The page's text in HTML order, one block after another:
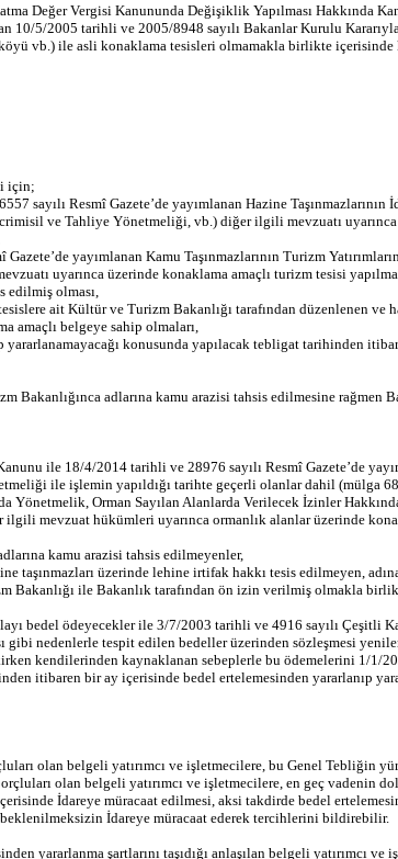
Değer Vergisi Kanununda Değişiklik Yapılması Hakkında
10/5/2005 tarihli ve 2005/8948 sayılı Bakanlar Kurulu
vb.) ile asli konaklama tesisleri olmamakla birlikte
için;
sayılı Resmî Gazete’de yayımlanan Hazine
ve Tahliye Yönetmeliği, vb.) diğer ilgili mevzuatı
yayımlanan Kamu Taşınmazlarının Turizm
uyarınca üzerinde konaklama amaçlı turizm tesisi
edilmiş olması,
ait Kültür ve Turizm Bakanlığı tarafından düzenlenen
amaçlı belgeye sahip olmaları,
konusunda yapılacak tebligat tarihinden
adlarına kamu arazisi tahsis edilmesine rağmen
ile 18/4/2014 tarihli ve 28976 sayılı Resmî Gazete’de
ile işlemin yapıldığı tarihte geçerli olanlar dahil (mülga
Yönetmelik, Orman Sayılan Alanlarda Verilecek İzinler
mevzuat hükümleri uyarınca ormanlık alanlar üzerinde
kamu arazisi tahsis edilmeyenler,
taşınmazları üzerinde lehine irtifak hakkı tesis edilmeyen,
ile Bakanlık tarafından ön izin verilmiş olmakla
bedel ödeyecekler ile 3/7/2003 tarihli ve 4916 sayılı Çeşitli
nedenlerle tespit edilen bedeller üzerinden sözleşmesi
kendilerinden kaynaklanan sebeplerle bu ödemelerini 1/1/
itibaren bir ay içerisinde bedel ertelemesinden yararlanıp
olan belgeli yatırımcı ve işletmecilere, bu Genel Tebliğin
olan belgeli yatırımcı ve işletmecilere, en geç vadenin
İdareye müracaat edilmesi, aksi takdirde bedel
İdareye müracaat ederek tercihlerini bildirebilir.
yararlanma şartlarını taşıdığı anlaşılan belgeli yatırımcı